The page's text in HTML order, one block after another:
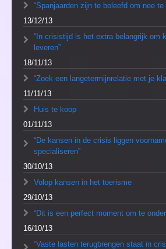
“Spanjaarden zijn te beleefd om nee te
13/12/13
“In crisistijd is het extra belangrijk om
leveren”
18/11/13
“Zoek een langetermijnrelatie met je
11/11/13
Huis te koop
01/11/13
“De kansen in de crisis liggen
specialiseren”
30/10/13
Volop kansen in het toerisme
29/10/13
“Dit is een perfect moment om te
16/10/13
“Vaste lasten terugbrengen staat in